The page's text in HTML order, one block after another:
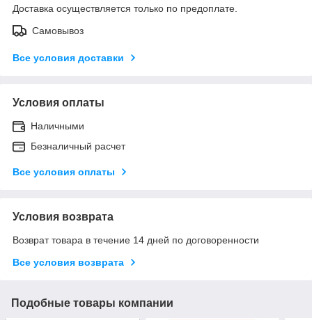
Доставка осуществляется только по предоплате.
Самовывоз
Все условия доставки
Условия оплаты
Наличными
Безналичный расчет
Все условия оплаты
Условия возврата
Возврат товара в течение 14 дней по договоренности
Все условия возврата
Подобные товары компании